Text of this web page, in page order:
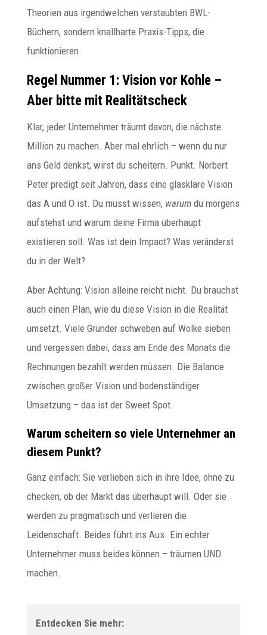
Theorien aus irgendwelchen verstaubten BWL-
Büchern, sondern knallharte Praxis-Tipps, die
funktionieren.
Regel Nummer 1: Vision vor Kohle –
Aber bitte mit Realitätscheck
Klar, jeder Unternehmer träumt davon, die nächste
Million zu machen. Aber mal ehrlich – wenn du nur
ans Geld denkst, wirst du scheitern. Punkt. Norbert
Peter predigt seit Jahren, dass eine glasklare Vision
das A und O ist. Du musst wissen, warumdu morgens
aufstehst und warum deine Firma überhaupt
existieren soll. Was ist dein Impact? Was veränderst
du in der Welt?
Aber Achtung: Vision alleine reicht nicht. Du brauchst
auch einen Plan, wie du diese Vision in die Realität
umsetzt. Viele Gründer schweben auf Wolke sieben
und vergessen dabei, dass am Ende des Monats die
Rechnungen bezahlt werden müssen. Die Balance
zwischen großer Vision und bodenständiger
Umsetzung – das ist der Sweet Spot.
Warum scheitern so viele Unternehmer an
diesem Punkt?
Ganz einfach: Sie verlieben sich in ihre Idee, ohne zu
checken, ob der Markt das überhaupt will. Oder sie
werden zu pragmatisch und verlieren die
Leidenschaft. Beides führt ins Aus. Ein echter
Unternehmer muss beides können – träumen UND
machen.
Entdecken Sie mehr: